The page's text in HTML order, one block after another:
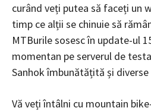
curând veți putea să faceți un
timp ce alții se chinuie să
MTBurile sosesc în update-ul
momentan pe serverul de
Sanhok îmbunătățită și
Vă veți întâlni cu mountain